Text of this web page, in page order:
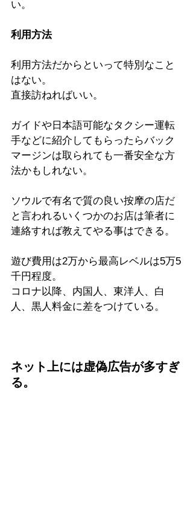
い。
利用方法
利用方法だからといって特別なこと
はない。
直接訪ねればいい。
ガイドや日本語可能なタクシー運転
手などに紹介してもらったらバック
マージンは取られても一番安全な方
法かもしれない。
ソウルで有名で質の良い按摩の店だ
と言われるいくつかのお店は筆者に
連絡すれば教えてやる事はできる。
遊び費用は2万から最高レベルは5万5
千円程度。
コロナ以降、内国人、東洋人、白
人、黒人料金に差をつけている。
ネット上には虚偽広告が多すぎ
る。